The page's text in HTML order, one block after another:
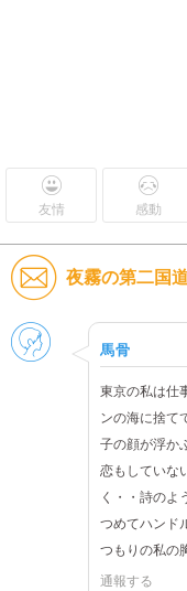
友情 感動
夜霧の第二国
男性
馬骨
東京の私は仕
ンの海に捨て
子の顔が浮か
恋もしていな
く・・詩のよ
つめてハンド
つもりの私の
通報する